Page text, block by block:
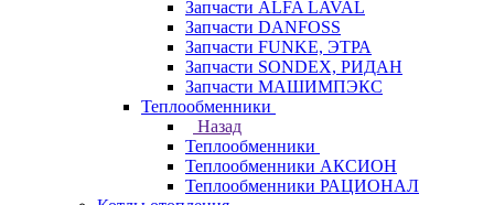
Запчасти ALFA LAVAL
Запчасти DANFOSS
Запчасти FUNKE, ЭТРА
Запчасти SONDEX, РИДАН
Запчасти МАШИМПЭКС
Теплообменники
Назад
Теплообменники
Теплообменники АКСИОН
Теплообменники РАЦИОНАЛ